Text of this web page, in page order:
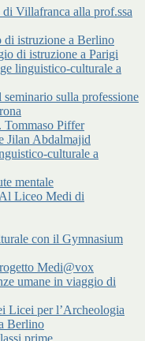
Villafranca alla prof.ssa
istruzione a Berlino
di istruzione a Parigi
linguistico-culturale a
sulla professione
Piffer
Jilan Abdalmajid
culturale a
mentale
Liceo Medi di
con il Gymnasium
Medi@vox
umane in viaggio di
Licei per l’Archeologia
Berlino